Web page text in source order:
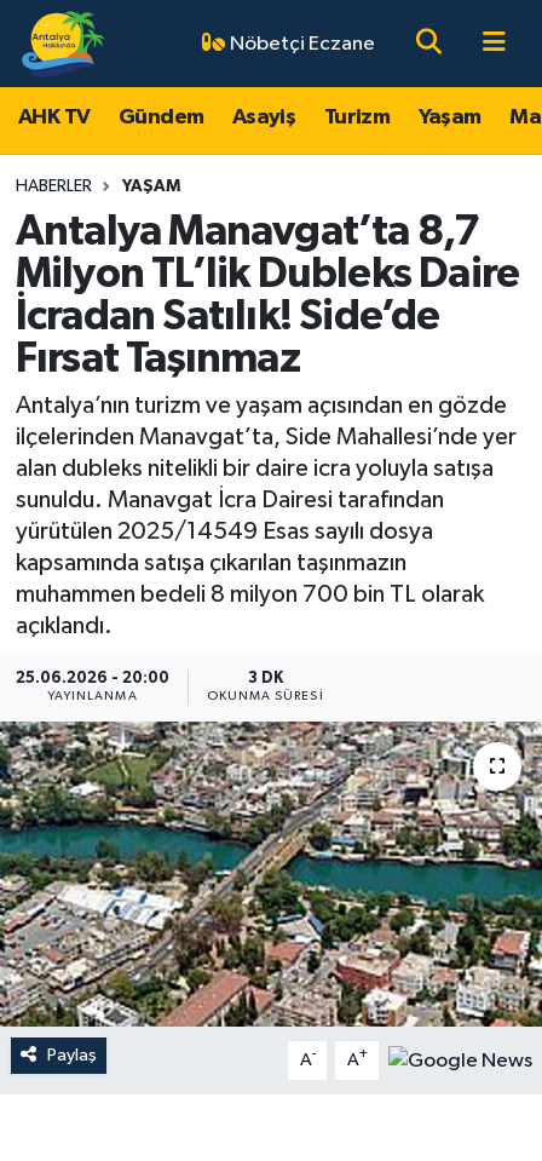
Nöbetçi Eczane
AHK TV Gündem Asayiş Turizm Yaşam
HABERLER YAŞAM
Antalya Manavgat’ta 8,7
Milyon TL’lik Dubleks Daire
İcradan Satılık! Side’de
Fırsat Taşınmaz
Antalya’nın turizm ve yaşam açısından en gözde
ilçelerinden Manavgat’ta, Side Mahallesi’nde yer
alan dubleks nitelikli bir daire icra yoluyla satışa
sunuldu. Manavgat İcra Dairesi tarafından
yürütülen 2025/14549 Esas sayılı dosya
kapsamında satışa çıkarılan taşınmazın
muhammen bedeli 8 milyon 700 bin TL olarak
açıklandı.
25.06.2026 - 20:00
YAYINLANMA
3 DK
OKUNMA SÜRESI
Paylaş A- A+
AHK TV
Gündem
Asayiş
Turizm
Yaşam
Magazin
Ekonomi
Spor
Dünya
Antalya Nöbetçi Eczaneler
Antalya Hava Durumu
Antalya Namaz Vakitleri
Antalya Trafik Yoğunluk Haritası
Süper Lig Puan Durumu ve Fikstür
Tüm Manşetler
Son Dakika Haberleri
Haber Arşivi